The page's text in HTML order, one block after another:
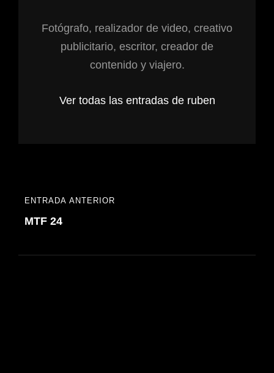
Fotógrafo, realizador de video, creativo
publicitario, escritor, creador de
contenido y viajero.
Ver todas las entradas de ruben
Navegación
de
ENTRADA
ANTERIOR
ENTRADA ANTERIOR
MTF 24